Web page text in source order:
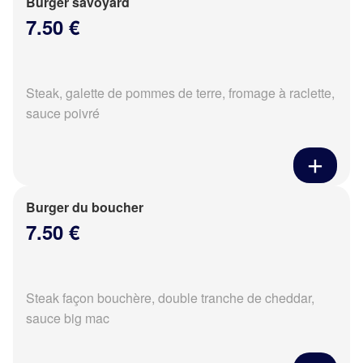
7.50 €
Steak, galette de pommes de terre, fromage à raclette,
sauce poivré
Burger du boucher
7.50 €
Steak façon bouchère, double tranche de cheddar,
sauce big mac